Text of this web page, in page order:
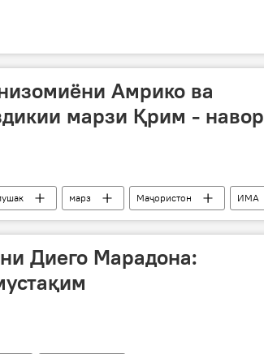
Амрико ва
марзи Қрим - навор
марз Маҷористон ИМА
Диего Марадона: